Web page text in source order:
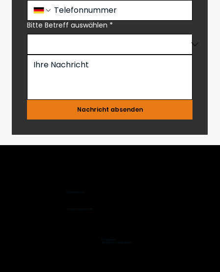
Bitte Betreff auswählen *
Nachricht absenden
info@trockenheld.de
Im Siepen 17